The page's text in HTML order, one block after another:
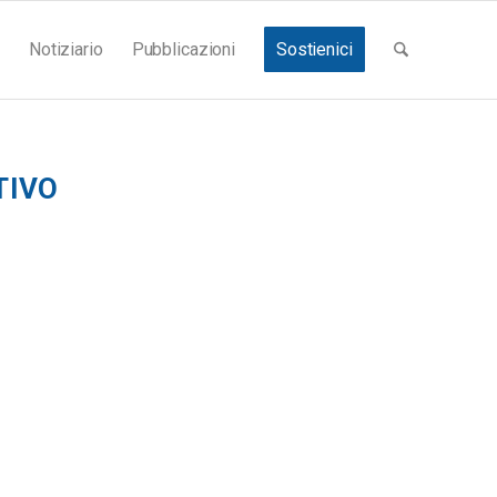
Notiziario Pubblicazioni Sostienici